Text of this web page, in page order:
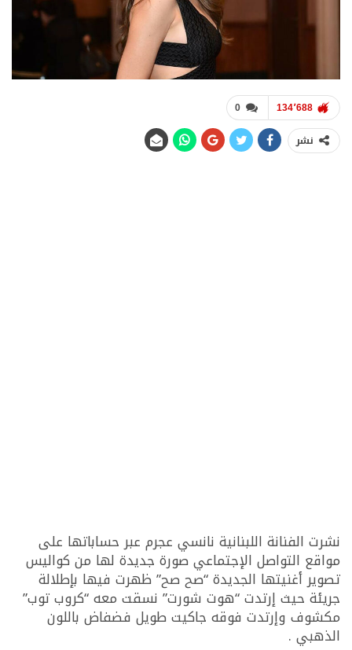
0 134٬688
نشر
نشرت الفنانة اللبنانية نانسي عجرم عبر حساباتها على
مواقع التواصل الإجتماعي صورة جديدة لها من كواليس
تصوير أغنيتها الجديدة “صح صح” ظهرت فيها بإطلالة
جريئة حيث إرتدت “هوت شورت” نسقت معه “كروب توب”
مكشوف وإرتدت فوقه جاكيت طويل فضفاض باللون
الذهبي .